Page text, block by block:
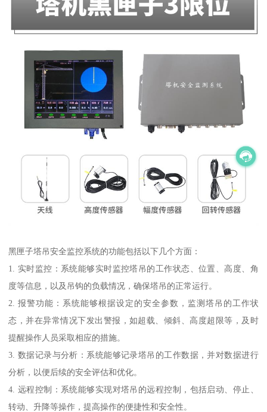
黑匣子塔吊安全监控系统的功能包括以下几个方面：
1. 实时监控：系统能够实时监控塔吊的工作状态、位置、高度、角
度等信息，以及吊钩的负载情况，确保塔吊的正常运行。
2. 报警功能：系统能够根据设定的安全参数，监测塔吊的工作状
态，并在异常情况下发出警报，如超载、倾斜、高度超限等，及时
提醒操作人员采取相应的措施。
3. 数据记录与分析：系统能够记录塔吊的工作数据，并对数据进行
分析，以便后续的安全评估和优化。
4. 远程控制：系统能够实现对塔吊的远程控制，包括启动、停止、
转动、升降等操作，提高操作的便捷性和安全性。